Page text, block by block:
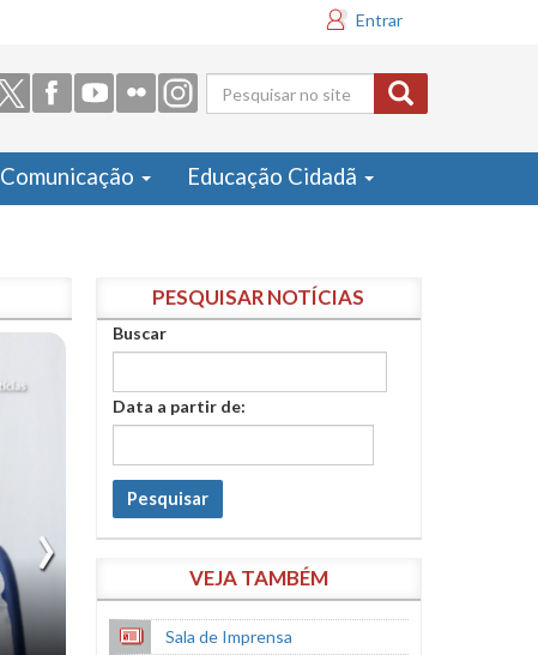
Entrar
Formulário
de busca
Comunicação Educação Cidadã
PESQUISAR NOTÍCIAS
Buscar
Data a partir de:
Pesquisar
VEJA TAMBÉM
Sala de Imprensa